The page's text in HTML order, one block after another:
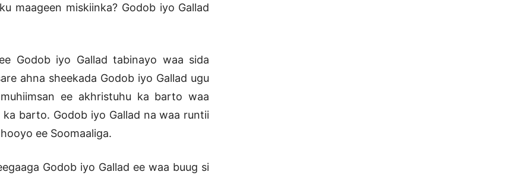
maageen miskiinka? Godob iyo Gallad
Godob iyo Gallad tabinayo waa sida
ahna sheekada Godob iyo Gallad ugu
ee akhristuhu ka barto waa
barto. Godob iyo Gallad na waa runtii
ee Soomaaliga.
Godob iyo Gallad ee waa buug si